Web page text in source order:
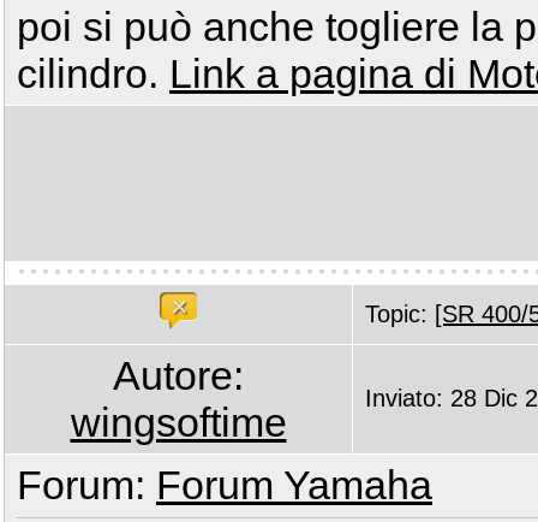
poi si può anche togliere la
cilindro. Link a pagina di
Topic: [SR 400/
Autore:
wingsoftime
Inviato: 28 Dic
Forum: Forum Yamaha